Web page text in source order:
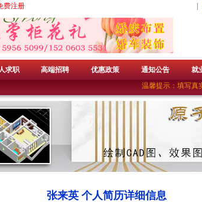
费注册
求职 高端招聘 优惠政策 通知公告 就
温馨提示：填写真
张来英 个人简历详细信息